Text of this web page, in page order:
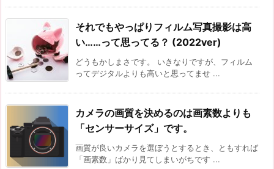
それでもやっぱりフィルム写真撮影は高
い……って思ってる？ (2022ver)
どうもかしまさです。 いきなりですが、フィルム
ってデジタルよりも高いと思ってませ ...
カメラの画質を決めるのは画素数よりも
「センサーサイズ」です。
画質が良いカメラを選ぼうとするとき、ともすれば
「画素数」ばかり見てしまいがちです ...